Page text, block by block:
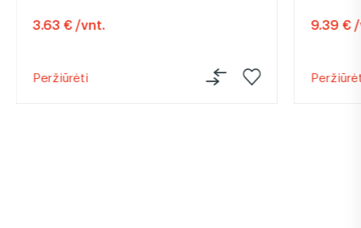
3.63 € /vnt.
Peržiūrėti
9.39 €